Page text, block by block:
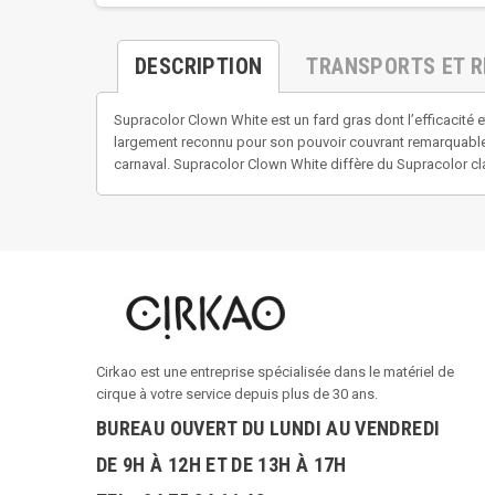
DESCRIPTION TRANSPORTS ET
Supracolor Clown White est un fard gras dont l’efficacité
largement reconnu pour son pouvoir couvrant
carnaval. Supracolor Clown White diffère du Supracolor
Cirkao est une entreprise spécialisée dans le matériel de
cirque à votre service depuis plus de 30 ans.
BUREAU OUVERT DU LUNDI AU VENDREDI
DE 9H À 12H ET DE 13H À 17H